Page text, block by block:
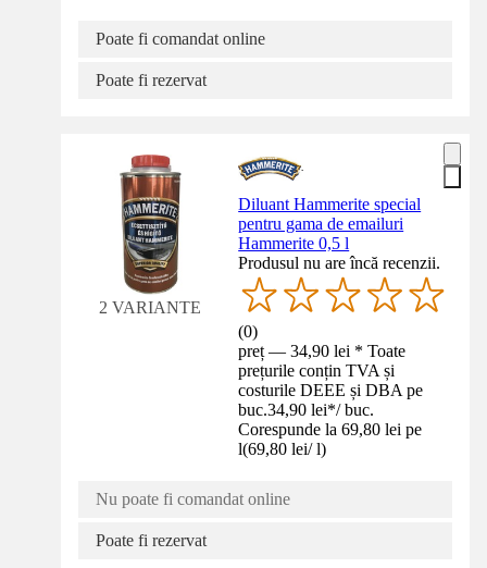
Poate fi comandat online
Poate fi rezervat
2 VARIANTE
Diluant Hammerite special
pentru gama de emailuri
Hammerite 0,5 l
Produsul nu are încă recenzii.
(0)
preț — 34,90 lei * Toate
prețurile conțin TVA și
costurile DEEE și DBA pe
buc.34,90 lei*/ buc.
Corespunde la 69,80 lei pe
l(69,80 lei/ l)
Nu poate fi comandat online
Poate fi rezervat